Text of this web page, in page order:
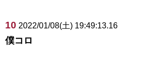
10 2022/01/08(土) 19:49:13.16
僕コロ